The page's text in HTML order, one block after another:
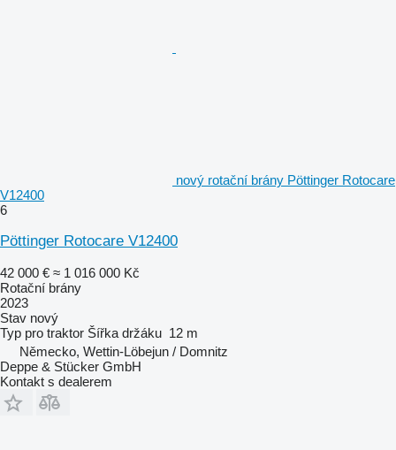
nový rotační brány Pöttinger Rotocare
V12400
6
Pöttinger Rotocare V12400
42 000 € ≈ 1 016 000 Kč
Rotační brány
2023
Stav nový
Typ pro traktor Šířka držáku 12 m
Německo, Wettin-Löbejun / Domnitz
Deppe & Stücker GmbH
Kontakt s dealerem